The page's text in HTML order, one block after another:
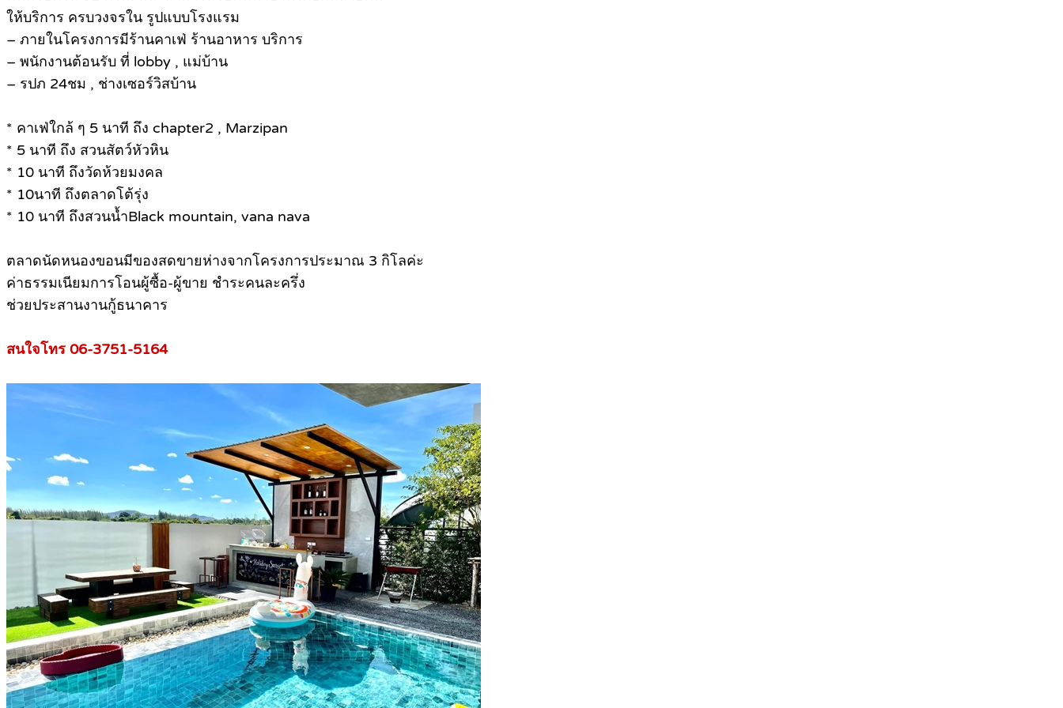
ให้บริการ ครบวงจรใน รูปแบบโรงแรม
– ภายในโครงการมีร้านคาเฟ่ ร้านอาหาร บริการ
– พนักงานต้อนรับ ที่ lobby , แม่บ้าน
– รปภ 24ชม , ช่างเซอร์วิสบ้าน
* คาเฟ่ใกล้ ๆ 5 นาที ถึง chapter2 , Marzipan
* 5 นาที ถึง สวนสัตว์หัวหิน
* 10 นาที ถึงวัดห้วยมงคล
* 10นาที ถึงตลาดโต้รุ่ง
* 10 นาที ถึงสวนน้ำBlack mountain, vana nava
ตลาดนัดหนองขอนมีของสดขายห่างจากโครงการประมาณ 3 กิโลค่ะ
ค่าธรรมเนียมการโอนผู้ซื้อ-ผู้ขาย ชำระคนละครึ่ง
ช่วยประสานงานกู้ธนาคาร
สนใจโทร 06-3751-5164